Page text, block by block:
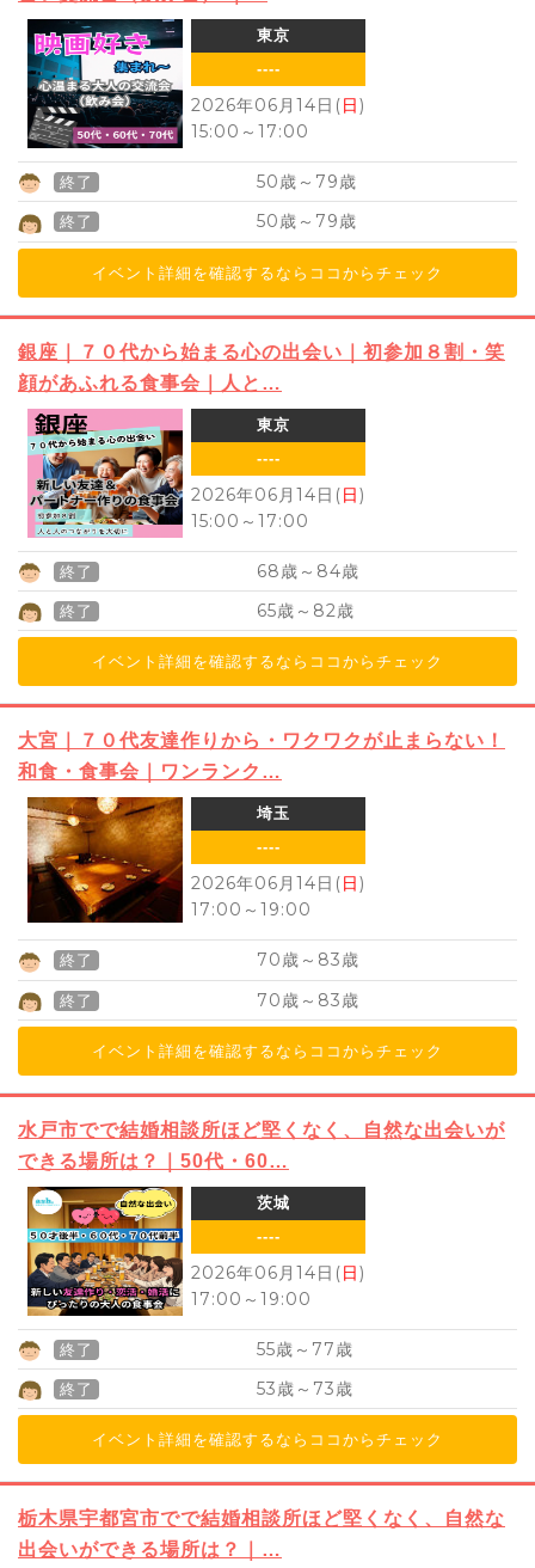
東京
----
2026年06月14日(日)
15:00 ～ 17:00
終了 50歳～ 79歳
終了 50歳～ 79歳
イベント詳細を確認するならココからチェック
銀座｜７０代から始まる心の出会い｜初参加８割・笑
顔があふれる食事会｜人と…
東京
----
2026年06月14日(日)
15:00 ～ 17:00
終了 68歳～ 84歳
終了 65歳～ 82歳
イベント詳細を確認するならココからチェック
大宮｜７０代友達作りから・ワクワクが止まらない！
和食・食事会｜ワンランク…
埼玉
----
2026年06月14日(日)
17:00 ～ 19:00
終了 70歳～ 83歳
終了 70歳～ 83歳
イベント詳細を確認するならココからチェック
水戸市でで結婚相談所ほど堅くなく、自然な出会いが
できる場所は？｜50代・60…
茨城
----
2026年06月14日(日)
17:00 ～ 19:00
終了 55歳～ 77歳
終了 53歳～ 73歳
イベント詳細を確認するならココからチェック
栃木県宇都宮市でで結婚相談所ほど堅くなく、自然な
出会いができる場所は？｜…